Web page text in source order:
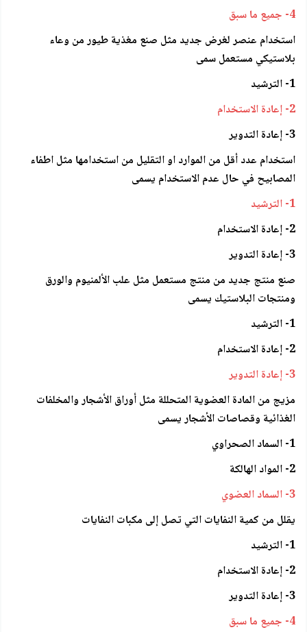
4- جميع ما سبق
استخدام عنصر لغرض جديد مثل صنع مغذية طيور من وعاء
بلاستيكي مستعمل سمى
1- الترشيد
2- إعادة الاستخدام
3- إعادة التدوير
استخدام عدد أقل من الموارد او التقليل من استخدامها مثل اطفاء
المصابيح في حال عدم الاستخدام يسمى
1- الترشيد
2- إعادة الاستخدام
3- إعادة التدوير
صنع منتج جديد من منتج مستعمل مثل علب الألمنيوم والورق
ومنتجات البلاستيك يسمى
1- الترشيد
2- إعادة الاستخدام
3- إعادة التدوير
مزيج من المادة العضوية المتحللة مثل أوراق الأشجار والمخلفات
الغذائية وقصاصات الأشجار يسمى
1- السماد الصحراوي
2- المواد الهالكة
3- السماد العضوي
يقلل من كمية النفايات التي تصل إلى مكبات النفايات
1- الترشيد
2- إعادة الاستخدام
3- إعادة التدوير
4- جميع ما سبق